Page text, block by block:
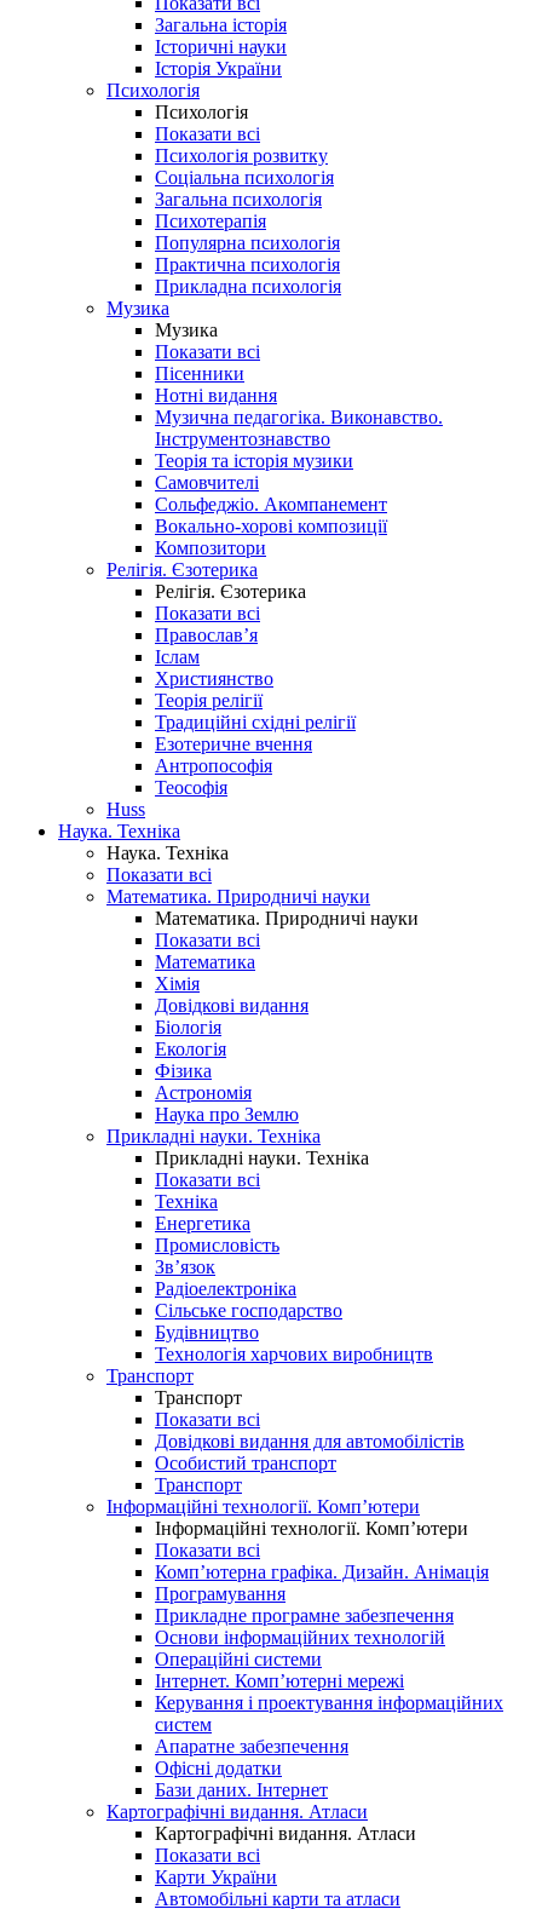
Загальна історія
Історичні науки
Історія України
Психологія
Психологія
Показати всі
Психологія розвитку
Соціальна психологія
Загальна психологія
Психотерапія
Популярна психологія
Практична психологія
Прикладна психологія
Музика
Музика
Показати всі
Пісенники
Нотні видання
Музична педагогіка. Виконавство.
Інструментознавство
Теорія та історія музики
Самовчителі
Сольфеджіо. Акомпанемент
Вокально-хорові композиції
Композитори
Релігія. Єзотерика
Релігія. Єзотерика
Показати всі
Православ’я
Іслам
Християнство
Теорія релігії
Традиційні східні релігії
Езотеричне вчення
Антропософія
Теософія
Huss
Наука. Техніка
Наука. Техніка
Показати всі
Математика. Природничі науки
Математика. Природничі науки
Показати всі
Математика
Хімія
Довідкові видання
Біологія
Екологія
Фізика
Астрономія
Наука про Землю
Прикладні науки. Техніка
Прикладні науки. Техніка
Показати всі
Техніка
Енергетика
Промисловість
Зв’язок
Радіоелектроніка
Сільське господарство
Будівництво
Технологія харчових виробництв
Транспорт
Транспорт
Показати всі
Довідкові видання для автомобілістів
Особистий транспорт
Транспорт
Інформаційні технології. Комп’ютери
Інформаційні технології. Комп’ютери
Показати всі
Комп’ютерна графіка. Дизайн. Анімація
Програмування
Прикладне програмне забезпечення
Основи інформаційних технологій
Операційні системи
Інтернет. Комп’ютерні мережі
Керування і проектування інформаційних
систем
Апаратне забезпечення
Офісні додатки
Бази даних. Інтернет
Картографічні видання. Атласи
Картографічні видання. Атласи
Показати всі
Карти України
Автомобільні карти та атласи